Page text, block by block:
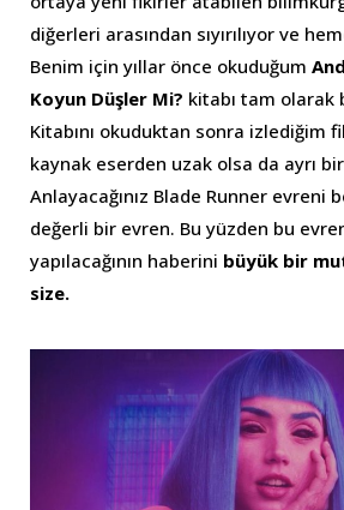
diğerleri arasından sıyırılıyor ve
Benim için yıllar önce okuduğum
Koyun Düşler Mi? kitabı tam olarak
Kitabını okuduktan sonra izlediğim
kaynak eserden uzak olsa da ayrı
Anlayacağınız Blade Runner evreni
değerli bir evren. Bu yüzden bu
yapılacağının haberini büyük bir
size.